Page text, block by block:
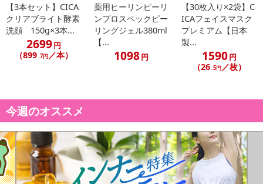
【3本セット】CICA
クリアブライト酵素
洗顔 150g×3本...
2699円
（899.7円／本）
薬用ヒーリンピーリ
ンプロスペックピー
リングジェル380ml
【...
1098円
【30枚入り×2袋】C
ICAフェイスマスク
プレミアム【日本
製...
1590円
（26.5円 ／枚）
今週のオススメ